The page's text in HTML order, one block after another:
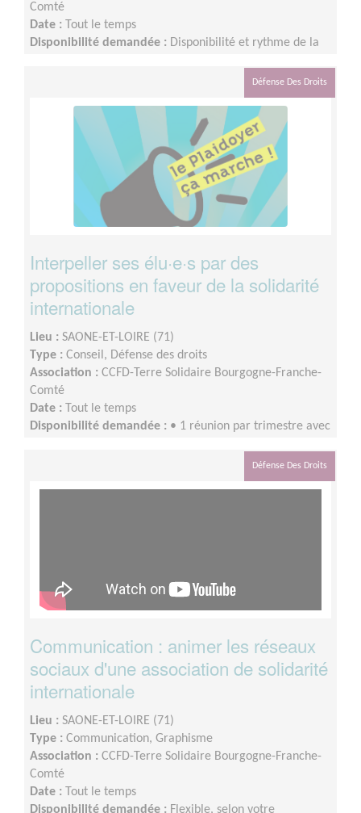
Comté
Date : Tout le temps
Disponibilité demandée : Disponibilité et rythme de la
l’arrivée des contacts de nouveaux.elles bénévoles
potentiel.le.s.Durée de la mission : souhaité minimum 6
mois, ou plus.
Défense Des Droits
Interpeller ses élu·e·s par des
propositions en faveur de la solidarité
internationale
Lieu : SAONE-ET-LOIRE (71)
Type : Conseil, Défense des droits
Association : CCFD-Terre Solidaire Bourgogne-Franche-
Comté
Date : Tout le temps
Disponibilité demandée : • 1 réunion par trimestre avec
actions proposées• Temps pour se former sur les sujets
qui vous intéressent (en autonomie ou grâce aux
Défense Des Droits
Communication : animer les réseaux
sociaux d'une association de solidarité
internationale
Lieu : SAONE-ET-LOIRE (71)
Type : Communication, Graphisme
Association : CCFD-Terre Solidaire Bourgogne-Franche-
Comté
Date : Tout le temps
Disponibilité demandée : Flexible, selon votre